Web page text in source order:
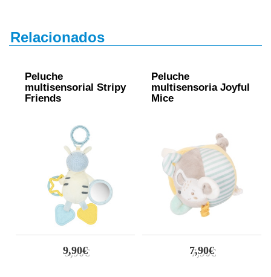
Relacionados
Peluche
multisensorial Stripy
Friends
9,90€
Peluche
multisensoria Joyful
Mice
7,90€